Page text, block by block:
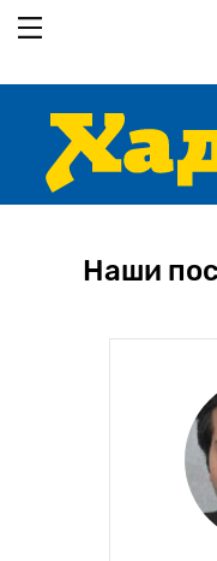
основному
Наши